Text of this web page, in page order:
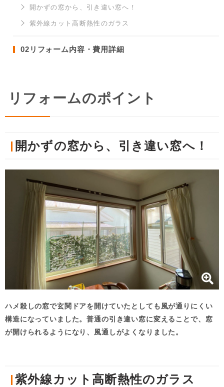
開かずの窓から、引き違い窓へ！
紫外線カット高断熱性のガラス
02 リフォーム内容・費用詳細
リフォームのポイント
開かずの窓から、引き違い窓へ！
ハメ殺しの窓で玄関ドアを開けていたとしても風が通りにくい
構造になっていました。普通の引き違い窓に変えることで、窓
が開けられるようになり、風通しがよくなりました。
紫外線カット高断熱性のガラス